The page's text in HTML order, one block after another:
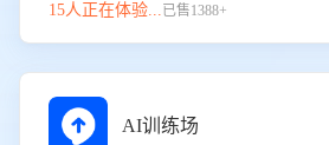
15人正在体验...已售1388+
AI训练场